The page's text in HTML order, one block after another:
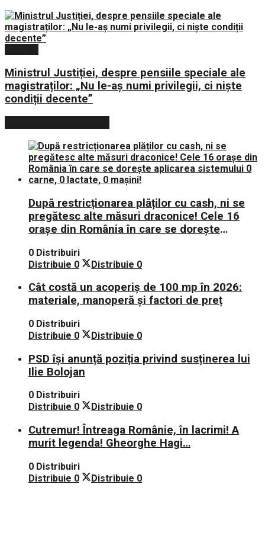
Ministrul Justiției, despre pensiile speciale ale
magistraților: „Nu le-aș numi privilegii, ci niște
condiții decente”
După restricționarea plăților cu cash, ni se
pregătesc alte măsuri draconice! Cele 16
orașe din România în care se dorește
mașini!
0 Distribuiri
Distribuie 0 Distribuie 0
Cât costă un acoperiș de 100 mp în 2026:
materiale, manoperă și factori de preț
0 Distribuiri
Distribuie 0 Distribuie 0
PSD își anunță poziția privind susținerea lui
Ilie Bolojan
0 Distribuiri
Distribuie 0 Distribuie 0
Cutremur! Întreaga Românie, în lacrimi! A
murit legenda! Gheorghe Hagi…
0 Distribuiri
Distribuie 0 Distribuie 0